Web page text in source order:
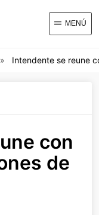
MENÚ
Intendente se reune
con
de